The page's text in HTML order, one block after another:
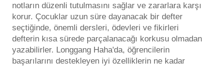
notların düzenli tutulmasını sağlar ve zararlara karşı
korur. Çocuklar uzun süre dayanacak bir defter
seçtiğinde, önemli dersleri, ödevleri ve fikirleri
defterin kısa sürede parçalanacağı korkusu olmadan
yazabilirler. Longgang Haha'da, öğrencilerin
başarılarını destekleyen iyi özelliklerin ne kadar